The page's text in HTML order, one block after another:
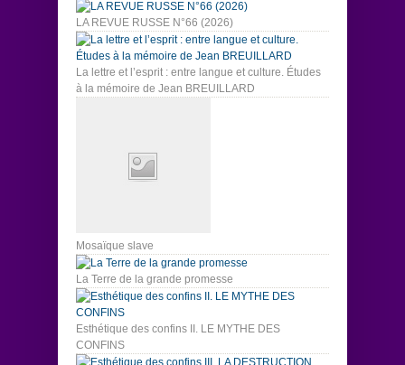
LA REVUE RUSSE N°66 (2026)
La lettre et l’esprit : entre langue et culture. Études
à la mémoire de Jean BREUILLARD
Mosaïque slave
La Terre de la grande promesse
Esthétique des confins II. LE MYTHE DES
CONFINS